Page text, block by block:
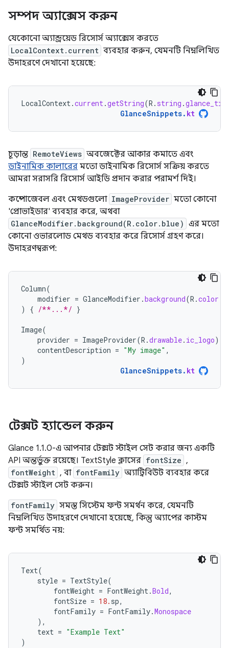
সম্পদ অ্যাক্সেস করুন
যেকোনো অ্যান্ড্রয়েড রিসোর্স অ্যাক্সেস করতে
LocalContext.current ব্যবহার করুন, যেমনটি নিম্নলিখিত
উদাহরণে দেখানো হয়েছে:
LocalContext.current.getString(R . string .
GlanceSnippets. kt
চূড়ান্ত RemoteViews অবজেক্টের আকার কমাতে এবং
ডাইনামিক কালারের মতো ডাইনামিক রিসোর্স সক্রিয় করতে
আমরা সরাসরি রিসোর্স আইডি প্রদান করার পরামর্শ দিই।
কম্পোজেবল এবং মেথডগুলো ImageProvider মতো কোনো
'প্রোভাইডার' ব্যবহার করে, অথবা
GlanceModifier.background(R.color.blue) এর মতো
কোনো ওভারলোড মেথড ব্যবহার করে রিসোর্স গ্রহণ করে।
উদাহরণস্বরূপ:
Column(
modifier = GlanceModifier .background(R .color
)
{ /**...*/ }
Image(
provider = ImageProvider(R .drawable. ic_logo),
contentDescription = "My image" ,
)
GlanceSnippets. kt
টেক্সট হ্যান্ডেল করুন
Glance 1.1.0-এ আপনার টেক্সট স্টাইল সেট করার জন্য একটি
API অন্তর্ভুক্ত রয়েছে। TextStyle ক্লাসের fontSize ,
fontWeight , বা fontFamily অ্যাট্রিবিউট ব্যবহার করে
টেক্সট স্টাইল সেট করুন।
fontFamily সমস্ত সিস্টেম ফন্ট সমর্থন করে, যেমনটি
নিম্নলিখিত উদাহরণে দেখানো হয়েছে, কিন্তু অ্যাপের কাস্টম
ফন্ট সমর্থিত নয়:
Text(
style = TextStyle(
fontWeight = FontWeight.Bold,
fontSize = 18. sp,
fontFamily = FontFamily.Monospace
),
text = "Example Text"
)